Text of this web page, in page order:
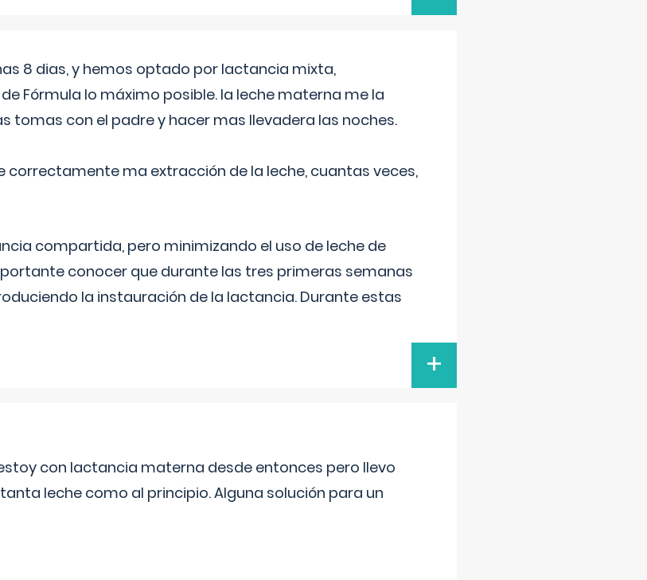
8 dias, y hemos optado por lactancia mixta,
Fórmula lo máximo posible. la leche materna me la
tomas con el padre y hacer mas llevadera las noches.
correctamente ma extracción de la leche, cuantas veces,
compartida, pero minimizando el uso de leche de
conocer que durante las tres primeras semanas
la instauración de la lactancia. Durante estas
+
con lactancia materna desde entonces pero llevo
leche como al principio. Alguna solución para un